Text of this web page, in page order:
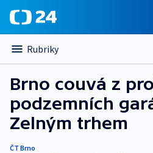
Rubriky
Brno couvá z
podzemních
Zelným trhem
ČT Brno